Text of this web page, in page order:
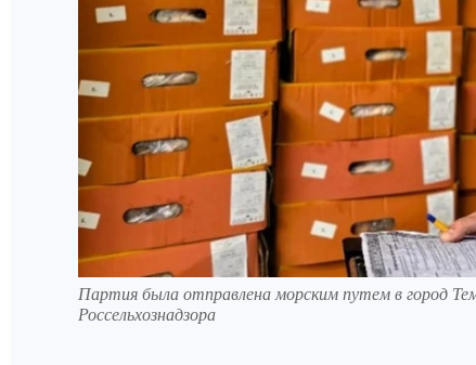
Партия была отправлена морским путем в город
Россельхознадзора